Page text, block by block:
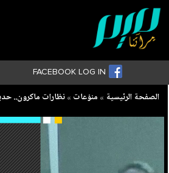
FACEBOOK LOG IN
Breadcrumb
الصفحة الرئيسية منوّعات نظارات ماكرون..